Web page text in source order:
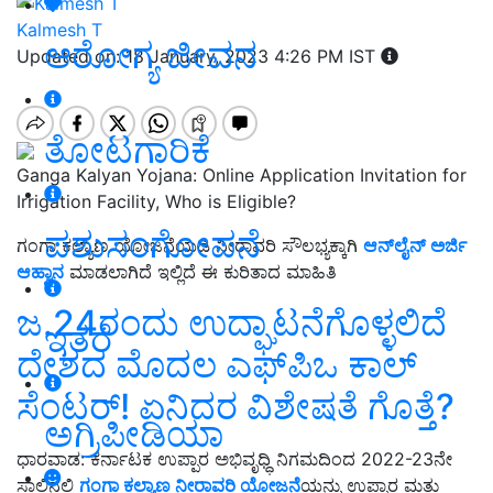
ಆರೋಗ್ಯ ಜೀವನ
ತೋಟಗಾರಿಕೆ
ಪಶುಸಂಗೋಪನೆ
ಇತರೆ
ಅಗ್ರಿಪೀಡಿಯಾ
Kalmesh T
Updated on: 18 January, 2023 4:26 PM IST
Ganga Kalyan Yojana: Online Application Invitation for
Irrigation Facility, Who is Eligible?
ಗಂಗಾ ಕಲ್ಯಾಣ ಯೋಜನೆಯಡಿ ನೀರಾವರಿ ಸೌಲಭ್ಯಕ್ಕಾಗಿ ಆನ್‍ಲೈನ್ ಅರ್ಜಿ
ಆಹ್ವಾನ ಮಾಡಲಾಗಿದೆ ಇಲ್ಲಿದೆ ಈ ಕುರಿತಾದ ಮಾಹಿತಿ
ಜ.24ರಂದು ಉದ್ಘಾಟನೆಗೊಳ್ಳಲಿದೆ
ದೇಶದ ಮೊದಲ ಎಫ್‌ಪಿಒ ಕಾಲ್‌
ಸೆಂಟರ್‌! ಏನಿದರ ವಿಶೇಷತೆ ಗೊತ್ತೆ?
ಧಾರವಾಡ: ಕರ್ನಾಟಕ ಉಪ್ಪಾರ ಅಭಿವೃಧ್ಧಿ ನಿಗಮದಿಂದ 2022-23ನೇ
ಸಾಲಿನಲ್ಲಿ ಗಂಗಾ ಕಲ್ಯಾಣ ನೀರಾವರಿ ಯೋಜನೆಯನ್ನು ಉಪ್ಪಾರ ಮತ್ತು